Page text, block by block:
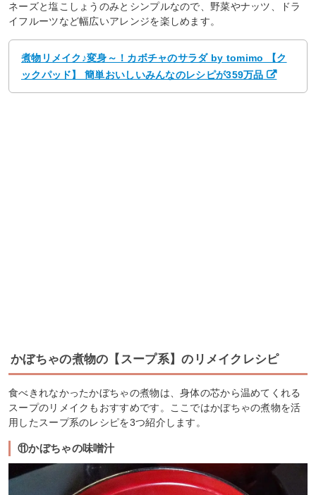
ネーズと塩こしょうのみとシンプルなので、野菜やナッツ、ドラ
イフルーツなど幅広いアレンジを楽しめます。
煮物リメイク♪変身～！カボチャのサラダ by tomimo 【ク
ックパッド】 簡単おいしいみんなのレシピが359万品
かぼちゃの煮物の【スープ系】のリメイクレシピ
食べきれなかったかぼちゃの煮物は、身体の芯から温めてくれる
スープのリメイクもおすすめです。ここではかぼちゃの煮物を活
用したスープ系のレシピを3つ紹介します。
⑪かぼちゃの味噌汁